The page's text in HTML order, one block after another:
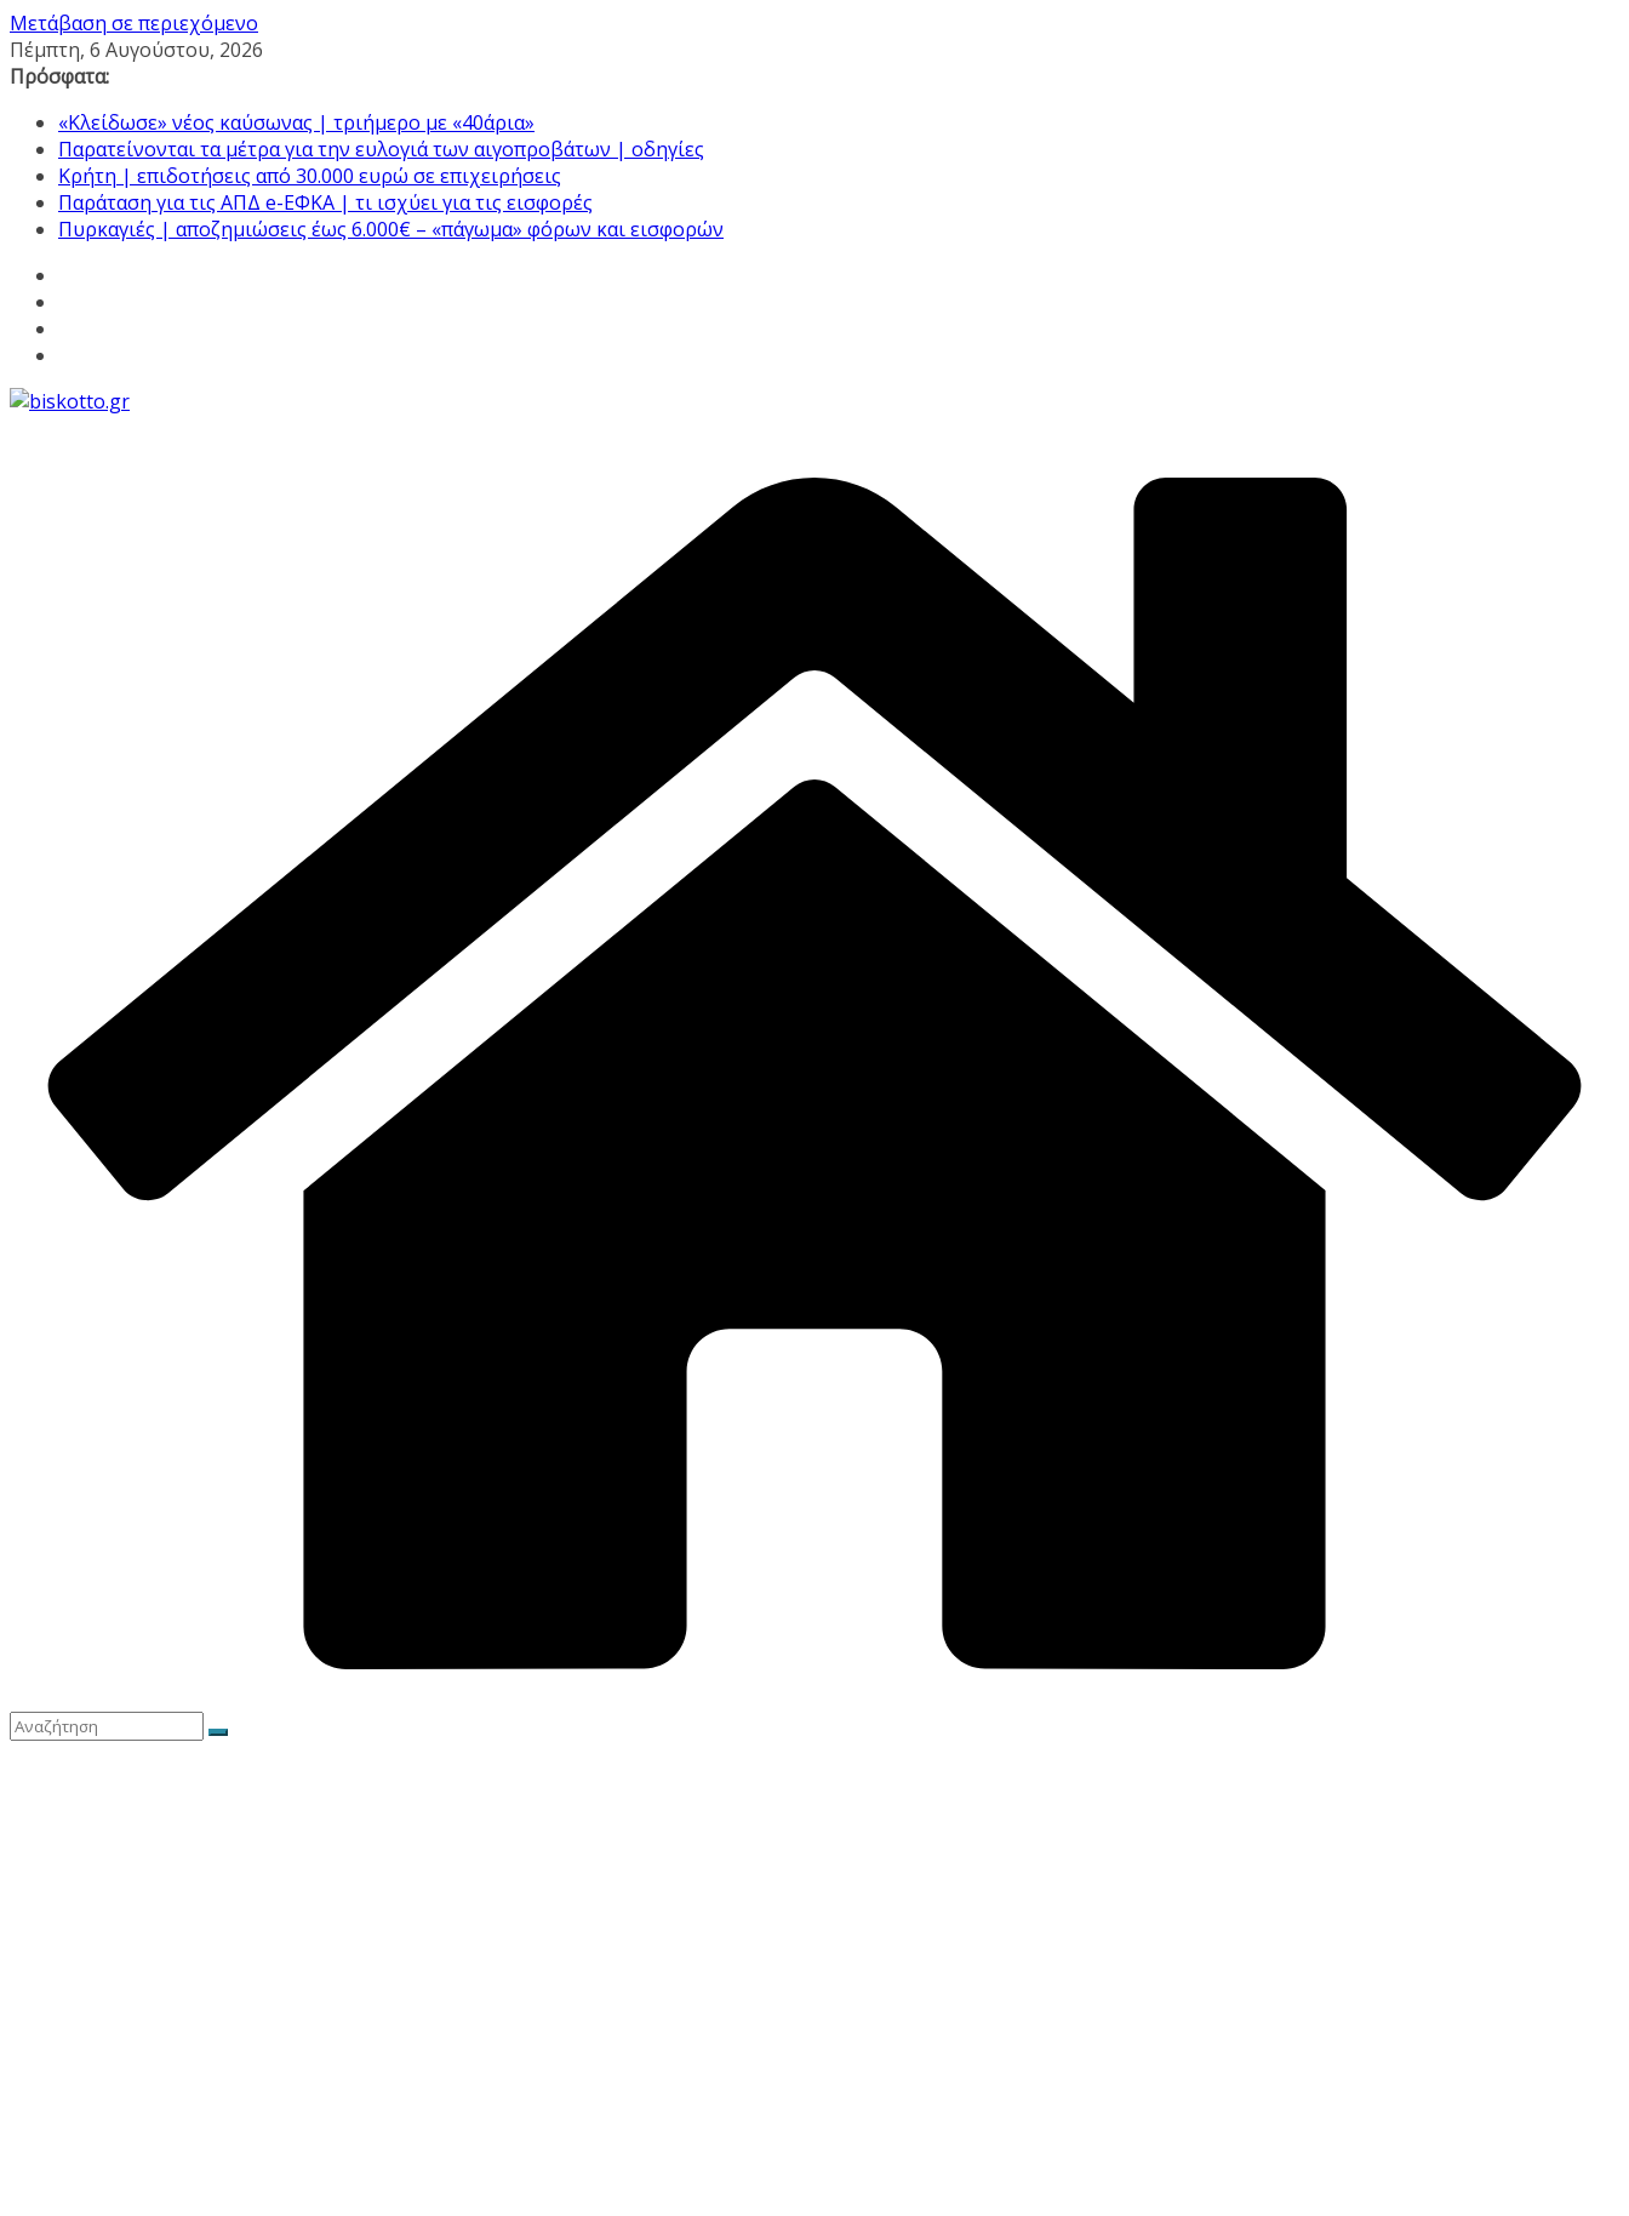
Μετάβαση σε περιεχόμενο
Πέμπτη, 6 Αυγούστου, 2026
Πρόσφατα:
«Κλείδωσε» νέος καύσωνας | τριήμερο με «40άρια»
Παρατείνονται τα μέτρα για την ευλογιά των αιγοπροβάτων | οδηγίες
Κρήτη | επιδοτήσεις από 30.000 ευρώ σε επιχειρήσεις
Παράταση για τις ΑΠΔ e-ΕΦΚΑ | τι ισχύει για τις εισφορές
Πυρκαγιές | αποζημιώσεις έως 6.000€ – «πάγωμα» φόρων και εισφορών